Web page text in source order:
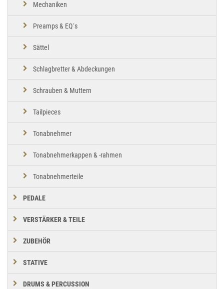
Mechaniken
Preamps & EQ´s
Sättel
Schlagbretter & Abdeckungen
Schrauben & Muttern
Tailpieces
Tonabnehmer
Tonabnehmerkappen & -rahmen
Tonabnehmerteile
PEDALE
VERSTÄRKER & TEILE
ZUBEHÖR
STATIVE
DRUMS & PERCUSSION